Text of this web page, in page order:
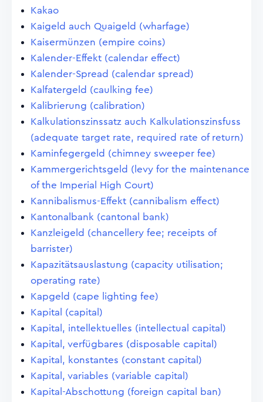
Kakao
Kaigeld auch Quaigeld (wharfage)
Kaisermünzen (empire coins)
Kalender-Effekt (calendar effect)
Kalender-Spread (calendar spread)
Kalfatergeld (caulking fee)
Kalibrierung (calibration)
Kalkulationszinssatz auch Kalkulationszinsfuss
(adequate target rate, required rate of return)
Kaminfegergeld (chimney sweeper fee)
Kammergerichtsgeld (levy for the maintenance
of the Imperial High Court)
Kannibalismus-Effekt (cannibalism effect)
Kantonalbank (cantonal bank)
Kanzleigeld (chancellery fee; receipts of
barrister)
Kapazitätsauslastung (capacity utilisation;
operating rate)
Kapgeld (cape lighting fee)
Kapital (capital)
Kapital, intellektuelles (intellectual capital)
Kapital, verfügbares (disposable capital)
Kapital, konstantes (constant capital)
Kapital, variables (variable capital)
Kapital-Abschottung (foreign capital ban)